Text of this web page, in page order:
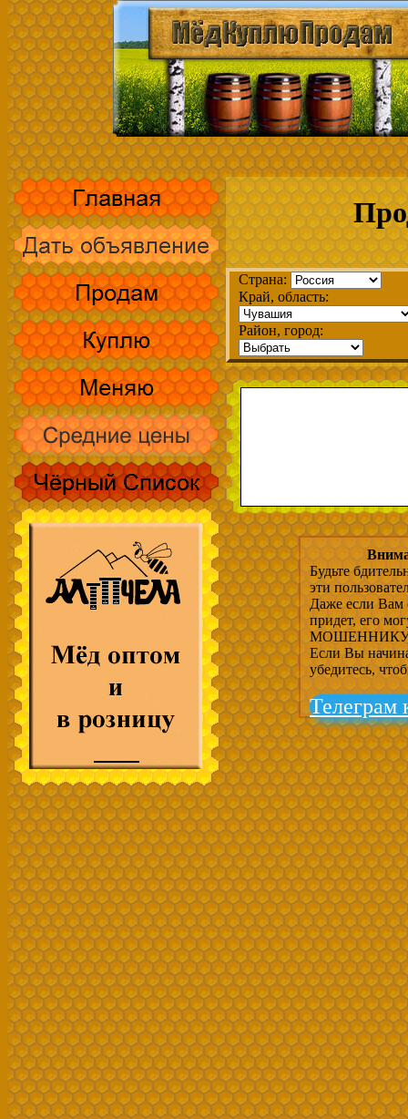
Страна:
Край, область:
Район, город:
Будьте
эти
Даже если Вам
придет, его
МОШЕННИКУ,
Если Вы
убедитесь,
Телеграм